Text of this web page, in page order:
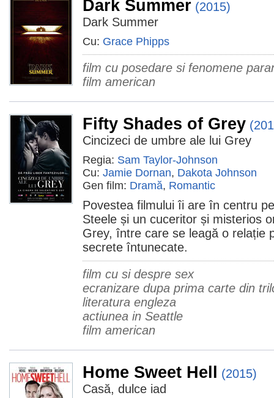
Dark Summer (2015)
Dark Summer
Cu: Grace Phipps
film cu posedare si fenomene
film american
Fifty Shades of Grey
Cincizeci de umbre ale lui Grey
Regia: Sam Taylor-Johnson
Cu: Jamie Dornan, Dakota Johnson
Gen film: Dramă, Romantic
Povestea filmului îi are în centru
Steele și un cuceritor și misterios
Grey, între care se leagă o relație
secrete întunecate.
film cu si despre sex
ecranizare dupa prima carte din
literatura engleza
actiunea in Seattle
film american
Home Sweet Hell (2015)
Casă, dulce iad